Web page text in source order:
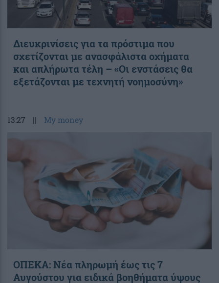
Διευκρινίσεις για τα πρόστιμα που
σχετίζονται με ανασφάλιστα οχήματα
και απλήρωτα τέλη – «Οι ενστάσεις θα
εξετάζονται με τεχνητή νοημοσύνη»
13:27 || My money
ΟΠΕΚΑ: Νέα πληρωμή έως τις 7
Αυγούστου για ειδικά βοηθήματα ύψους